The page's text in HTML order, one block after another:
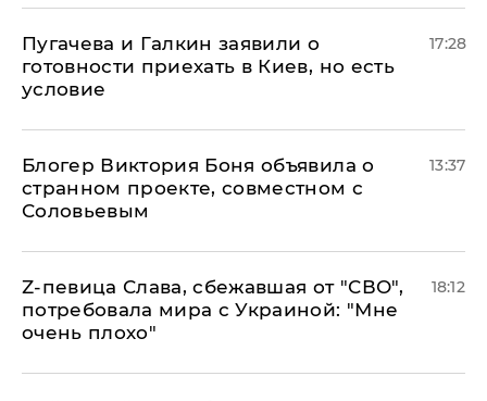
Пугачева и Галкин заявили о
готовности приехать в Киев, но есть
условие
17:28
Блогер Виктория Боня объявила о
странном проекте, совместном с
Соловьевым
13:37
Z-певица Слава, сбежавшая от "СВО",
потребовала мира с Украиной: "Мне
очень плохо"
18:12